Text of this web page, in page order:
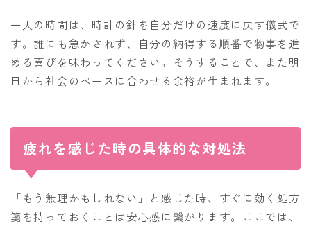
一人の時間は、時計の針を自分だけの速度に戻す儀式で
す。誰にも急かされず、自分の納得する順番で物事を進
める喜びを味わってください。そうすることで、また明
日から社会のペースに合わせる余裕が生まれます。
疲れを感じた時の具体的な対処法
「もう無理かもしれない」と感じた時、すぐに効く処方
箋を持っておくことは安心感に繋がります。ここでは、